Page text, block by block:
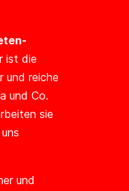
ist die
und reiche
und Co.
sie
und